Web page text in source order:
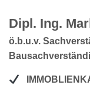
Dipl. Ing.
ö.b.u.v.